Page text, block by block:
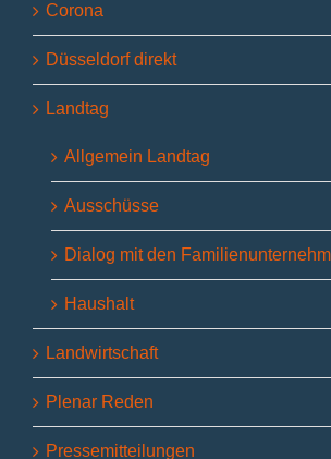
Corona
Düsseldorf direkt
Landtag
Allgemein Landtag
Ausschüsse
Dialog mit den
Haushalt
Landwirtschaft
Plenar Reden
Pressemitteilungen